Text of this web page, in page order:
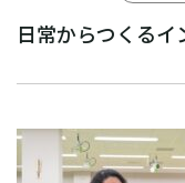
日常からつくる